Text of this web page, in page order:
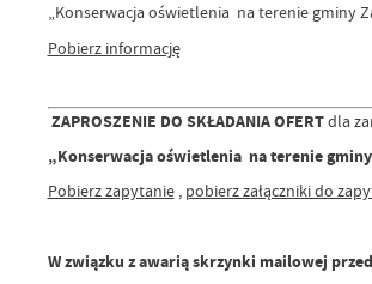
„Konserwacja oświetlenia na terenie gminy
Pobierz informację
ZAPROSZENIE DO SKŁADANIA OFERTdla
„Konserwacja oświetlenia na terenie
Pobierz zapytanie, pobierz załączniki do
W związku z awarią skrzynki mailowej